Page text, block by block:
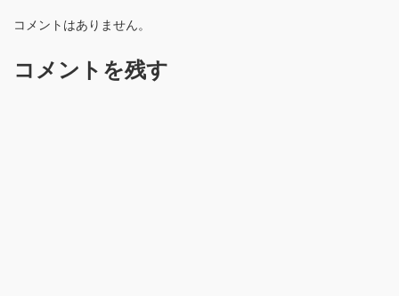
コメントはありません。
コメントを残す